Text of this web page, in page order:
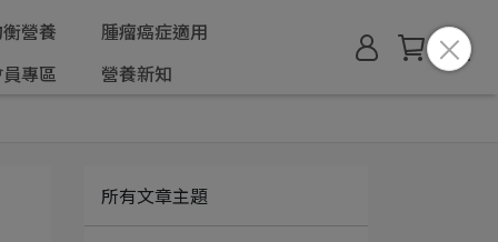
營養
腫瘤癌症適用
專區
營養新知
所有文章主題